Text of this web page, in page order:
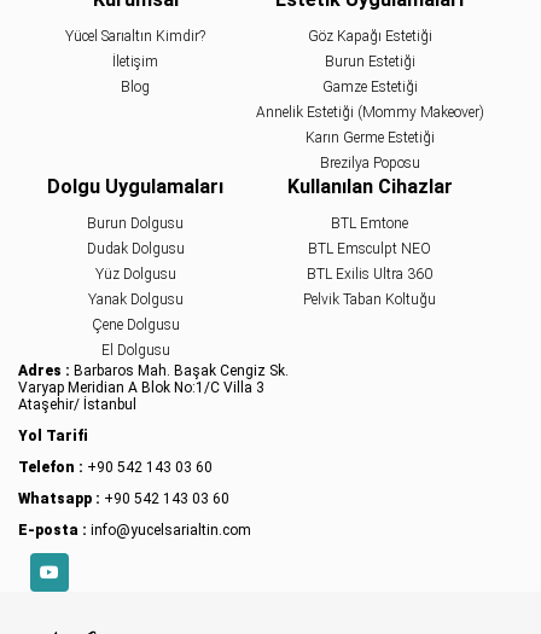
Yücel Sarıaltın Kimdir?
İletişim
Blog
Göz Kapağı Estetiği
Burun Estetiği
Gamze Estetiği
Annelik Estetiği (Mommy Makeover)
Karın Germe Estetiği
Brezilya Poposu
Dolgu Uygulamaları
Burun Dolgusu
Dudak Dolgusu
Yüz Dolgusu
Yanak Dolgusu
Çene Dolgusu
El Dolgusu
Kullanılan Cihazlar
BTL Emtone
BTL Emsculpt NEO
BTL Exilis Ultra 360
Pelvik Taban Koltuğu
Adres : Barbaros Mah. Başak Cengiz Sk.
Varyap Meridian A Blok No:1/C Villa 3
Ataşehir/ İstanbul
Yol Tarifi
Telefon : +90 542 143 03 60
Whatsapp : +90 542 143 03 60
E-posta : info@yucelsarialtin.com
YouTube